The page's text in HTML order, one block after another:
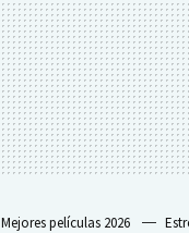
Mejores películas 2026